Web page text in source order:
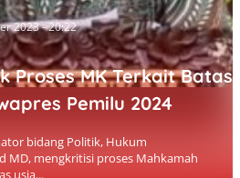
2023 - 20:22
Proses MK Terkait Batas
Pemilu 2024
bidang Politik, Hukum
MD, mengkritisi proses Mahkamah
usia...